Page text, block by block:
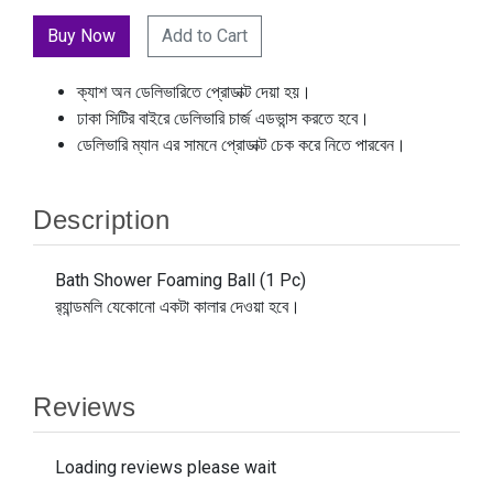
Add to Cart
ক্যাশ অন ডেলিভারিতে প্রোডাক্ট দেয়া হয়।
ঢাকা সিটির বাইরে ডেলিভারি চার্জ এডভান্স করতে হবে।
ডেলিভারি ম্যান এর সামনে প্রোডাক্ট চেক করে নিতে পারবেন।
Description
Bath Shower Foaming Ball (1 Pc)
র‍্যান্ডমলি যেকোনো একটা কালার দেওয়া হবে।
Reviews
Loading reviews please wait